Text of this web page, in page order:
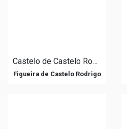
Castelo de Castelo Rodrigo
Figueira de Castelo Rodrigo